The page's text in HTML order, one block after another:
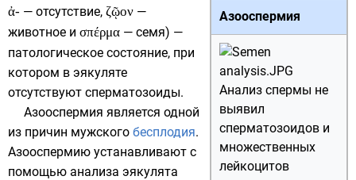
Азооспермия
Анализ спермы не
выявил
сперматозоидов и
множественных
лейкоцитов
ἀ- — отсутствие, ζῷον —
животное и σπέρμα — семя) —
патологическое состояние, при
котором в эякуляте
отсутствуют сперматозоиды.
Азооспермия является одной
из причин мужского бесплодия.
Азооспермию устанавливают с
помощью анализа эякулята